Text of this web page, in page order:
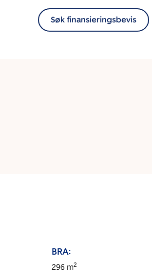
Søk finansieringsbevis
BRA:
296m2